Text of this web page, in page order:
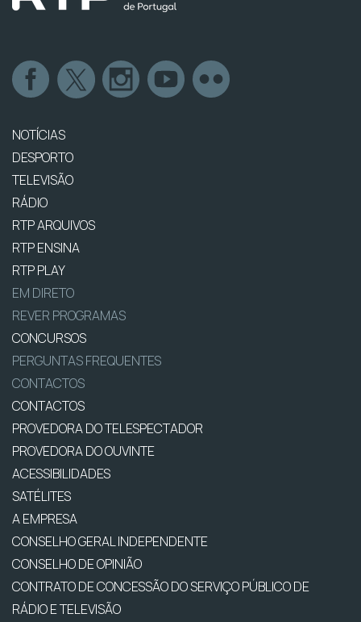
NOTÍCIAS
DESPORTO
TELEVISÃO
RÁDIO
RTP ARQUIVOS
RTP ENSINA
RTP PLAY
EM DIRETO
REVER PROGRAMAS
CONCURSOS
PERGUNTAS FREQUENTES
CONTACTOS
CONTACTOS
PROVEDORA DO TELESPECTADOR
PROVEDORA DO OUVINTE
ACESSIBILIDADES
SATÉLITES
A EMPRESA
CONSELHO GERAL INDEPENDENTE
CONSELHO DE OPINIÃO
CONTRATO DE CONCESSÃO DO SERVIÇO PÚBLICO DE
RÁDIO E TELEVISÃO